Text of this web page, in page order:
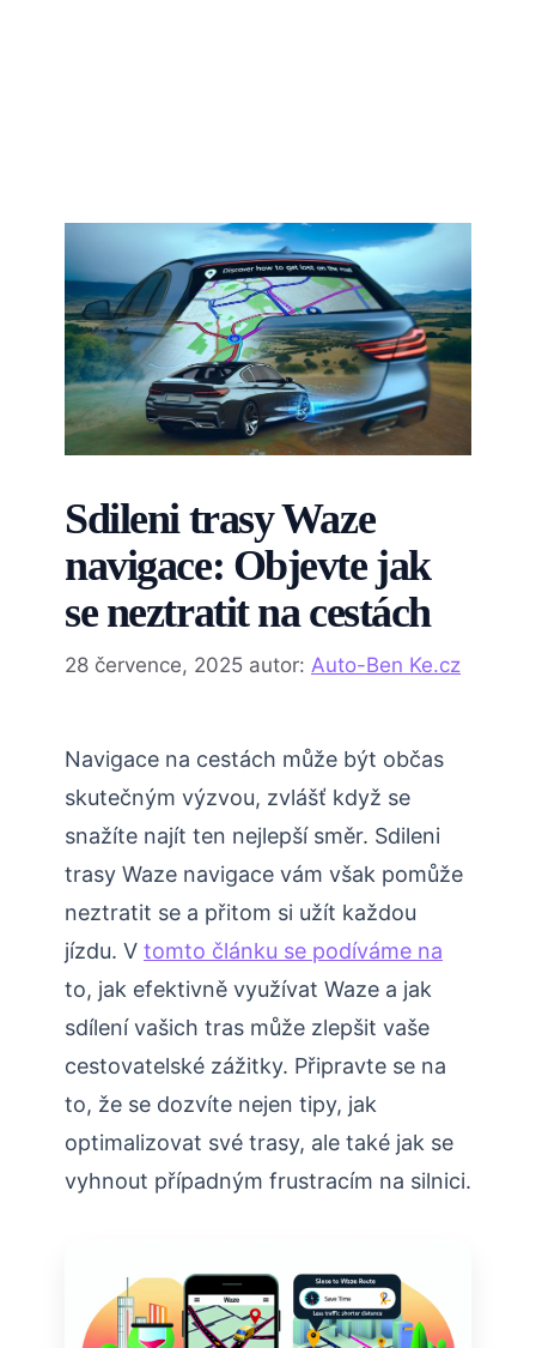
Sdileni trasy Waze
navigace: Objevte jak
se neztratit na cestách
28 července, 2025 autor: Auto-Ben Ke.cz
Navigace na cestách může být občas
skutečným výzvou, zvlášť když se
snažíte najít ten nejlepší směr. Sdileni
trasy Waze navigace vám však pomůže
neztratit se a přitom si užít každou
jízdu. V tomto článku se podíváme na
to, jak efektivně využívat Waze a jak
sdílení vašich tras může zlepšit vaše
cestovatelské zážitky. Připravte se na
to, že se dozvíte nejen tipy, jak
optimalizovat své trasy, ale také jak se
vyhnout případným frustracím na silnici.